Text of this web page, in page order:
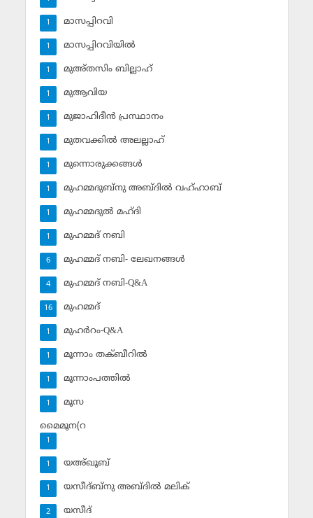
മാസപ്പിറവി
1
മാസപ്പിറവിയില്‍
1
മുഅ്തസിം ബില്ലാഹ്
1
മുആവിയ
1
മുജാഹിദീന്‍ പ്രസ്ഥാനം
1
മുതവക്കില്‍ അലല്ലാഹ്
1
മുന്നൊരുക്കങ്ങള്‍
1
മുഹമ്മദുബ്‌നു അബ്ദില്‍ വഹ്ഹാബ്
1
മുഹമ്മദുല്‍ മഹ്ദി
1
മുഹമ്മദ് നബി
1
മുഹമ്മദ് നബി- ലേഖനങ്ങള്‍
6
മുഹമ്മദ് നബി-Q&A
4
മുഹമ്മദ്‌
16
മുഹര്‍റം-Q&A
1
മൂന്നാം തക്ബീറില്‍
1
മൂന്നാംപത്തില്‍
1
മൂസ
1
മൈമൂന(റ
1
യഅ്ഖൂബ്‌
1
യസീദ്ബ്‌നു അബ്ദില്‍ മലിക്‌
1
യസീദ്‌
2